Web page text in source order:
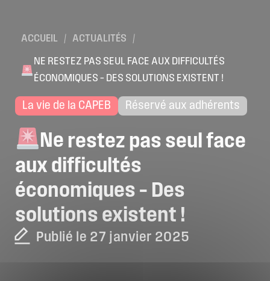
ACCUEIL / ACTUALITÉS
/
NE RESTEZ PAS SEUL FACE AUX DIFFICULTÉS
ÉCONOMIQUES – DES SOLUTIONS EXISTENT !
La vie de la CAPEB Réservé aux adhérents
Ne restez pas seulface
aux difficultés
économiques – Des
solutions existent !
Publié le 27 janvier 2025